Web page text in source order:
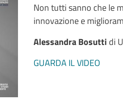
Non tutti sanno che le
innovazione e
Alessandra Bosutti di
GUARDA IL VIDEO